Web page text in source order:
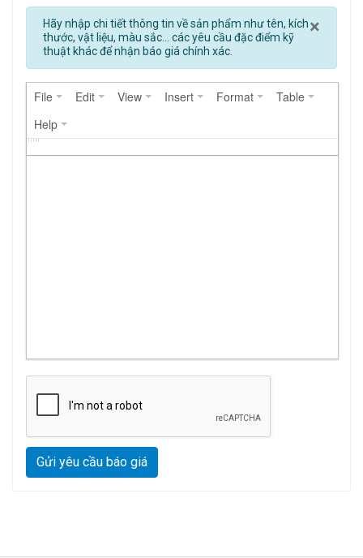
×
Hãy nhập chi tiết thông tin về sản phẩm như tên, kích
thước, vật liệu, màu sắc... các yêu cầu đặc điểm kỹ
thuật khác để nhận báo giá chính xác.
File Edit View Insert Format
Table
Help
Gửi yêu cầu báo giá